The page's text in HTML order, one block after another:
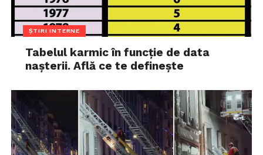
ȘTIRI INTERNE
Tabelul karmic în funcție de data
nașterii. Află ce te definește